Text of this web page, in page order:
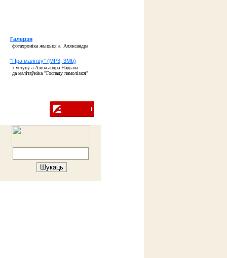
Галерэя
фотахроніка жыцьця а. Аляксандра
"Пра малітву" (MP3, 3Mb)
з уступу а.Аляксандра Надсана
да малітаўніка "Госпаду памолімся"